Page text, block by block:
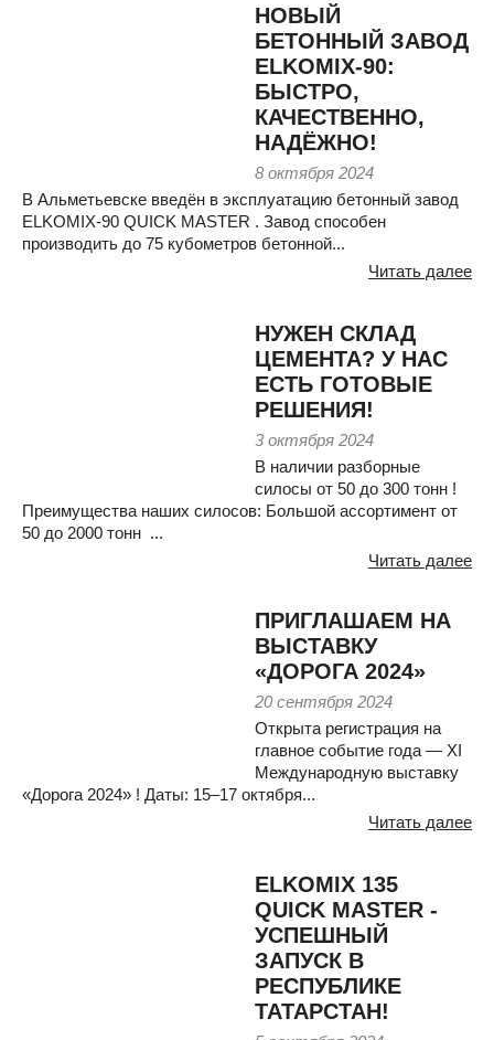
НОВЫЙ
БЕТОННЫЙ ЗАВОД
ELKOMIX-90:
БЫСТРО,
КАЧЕСТВЕННО,
НАДЁЖНО!
8 октября 2024
В Альметьевске введён в эксплуатацию бетонный завод
ELKOMIX-90 QUICK MASTER . Завод способен
производить до 75 кубометров бетонной...
Читать далее
НУЖЕН СКЛАД
ЦЕМЕНТА? У НАС
ЕСТЬ ГОТОВЫЕ
РЕШЕНИЯ!
3 октября 2024
В наличии разборные
силосы от 50 до 300 тонн !
Преимущества наших силосов: Большой ассортимент от
50 до 2000 тонн ...
Читать далее
ПРИГЛАШАЕМ НА
ВЫСТАВКУ
«ДОРОГА 2024»
20 сентября 2024
Открыта регистрация на
главное событие года — XI
Международную выставку
«Дорога 2024» ! Даты: 15–17 октября...
Читать далее
ELKOMIX 135
QUICK MASTER -
УСПЕШНЫЙ
ЗАПУСК В
РЕСПУБЛИКЕ
ТАТАРСТАН!